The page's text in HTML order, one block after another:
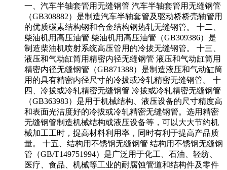
一、汽车半轴套管用无缝钢管 汽车半轴套管用无缝钢管
（GB308882）是制造汽车半轴套管及驱动桥桥壳轴管用
的优质碳素结构钢和合金结构钢热轧无缝钢管。 十二、
柴油机用高压油管 柴油机用高压油管（GB309386）是
制造柴油机喷射系统高压管用的冷拔无缝钢管。 十三、
液压和气动缸筒用精密内径无缝钢管 液压和气动缸筒用
精密内径无缝钢管（GB871388）是制造液压和气动缸筒
用的具有精密内径尺寸的冷拔或冷轧精密无缝钢管。 十
四、冷拔或冷轧精密无缝钢管 冷拔或冷轧精密无缝钢管
（GB363983）是用于机械结构、液压设备的尺寸精度高
和表面光洁度好的冷拔或冷轧精密无缝钢管。选用精密
无缝钢管制造机械结构或液压设备等，可以大大节约机
械加工工时，提高材料利用率，同时有利于提高产品质
量。 十五、结构用不锈钢无缝钢管 结构用不锈钢无缝钢
管（GB/T149751994）是广泛用于化工、石油、轻纺、
医疗、食品、机械等工业的耐腐蚀管道和结构件及零件